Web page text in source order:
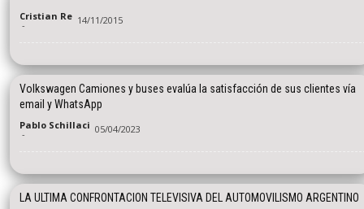
Cristian Re
- 14/11/2015
Volkswagen Camiones y buses evalúa la satisfacción de sus clientes vía
email y WhatsApp
Pablo Schillaci
- 05/04/2023
LA ULTIMA CONFRONTACION TELEVISIVA DEL AUTOMOVILISMO ARGENTINO